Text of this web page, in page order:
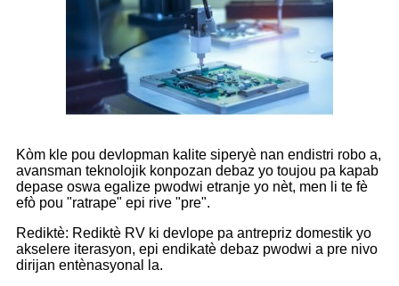
Kòm kle pou devlopman kalite siperyè nan endistri robo a,
avansman teknolojik konpozan debaz yo toujou pa kapab
depase oswa egalize pwodwi etranje yo nèt, men li te fè
efò pou "ratrape" epi rive "pre".
Rediktè: Rediktè RV ki devlope pa antrepriz domestik yo
akselere iterasyon, epi endikatè debaz pwodwi a pre nivo
dirijan entènasyonal la.